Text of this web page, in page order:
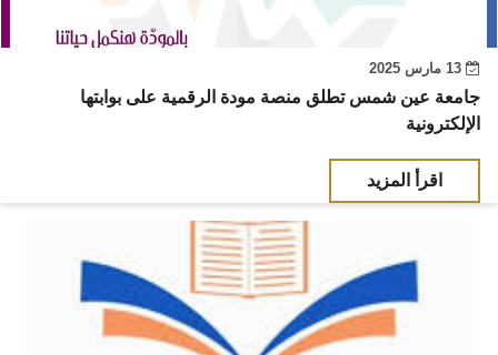
جامعة عين شمس تطلق منصة مودة الرقمية على بوابتها
الإلكترونية
اقرأ المزيد